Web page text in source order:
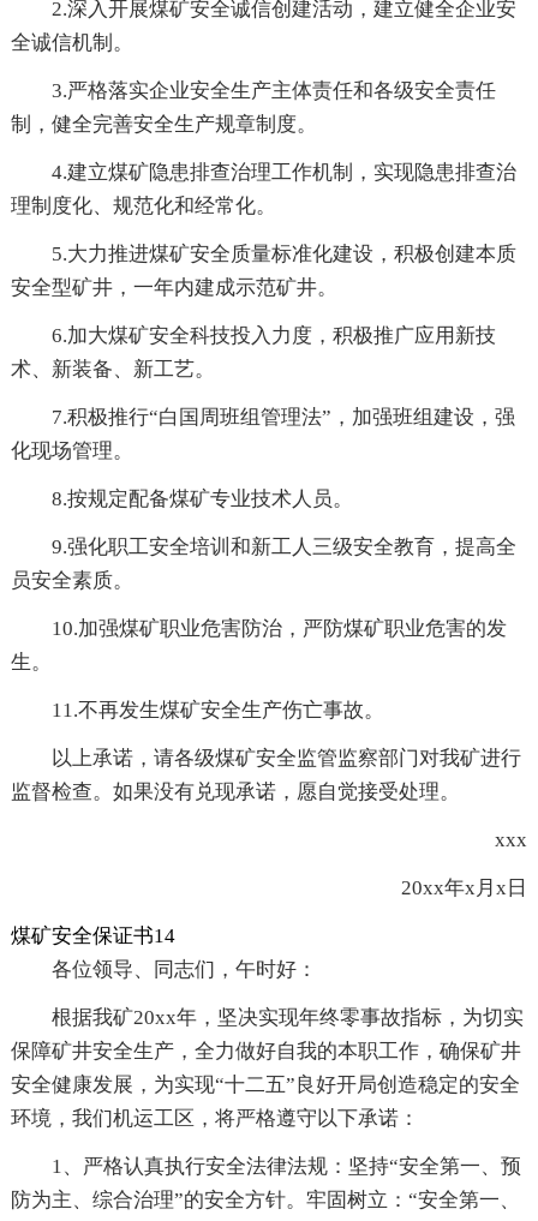
2.深入开展煤矿安全诚信创建活动，建立健全企业安
全诚信机制。
3.严格落实企业安全生产主体责任和各级安全责任
制，健全完善安全生产规章制度。
4.建立煤矿隐患排查治理工作机制，实现隐患排查治
理制度化、规范化和经常化。
5.大力推进煤矿安全质量标准化建设，积极创建本质
安全型矿井，一年内建成示范矿井。
6.加大煤矿安全科技投入力度，积极推广应用新技
术、新装备、新工艺。
7.积极推行“白国周班组管理法”，加强班组建设，强
化现场管理。
8.按规定配备煤矿专业技术人员。
9.强化职工安全培训和新工人三级安全教育，提高全
员安全素质。
10.加强煤矿职业危害防治，严防煤矿职业危害的发
生。
11.不再发生煤矿安全生产伤亡事故。
以上承诺，请各级煤矿安全监管监察部门对我矿进行
监督检查。如果没有兑现承诺，愿自觉接受处理。
xxx
20xx年x月x日
煤矿安全保证书14
各位领导、同志们，午时好：
根据我矿20xx年，坚决实现年终零事故指标，为切实
保障矿井安全生产，全力做好自我的本职工作，确保矿井
安全健康发展，为实现“十二五”良好开局创造稳定的安全
环境，我们机运工区，将严格遵守以下承诺：
1、严格认真执行安全法律法规：坚持“安全第一、预
防为主、综合治理”的安全方针。牢固树立：“安全第一、